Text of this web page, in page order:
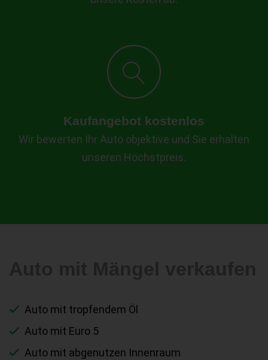
Kaufangebot kostenlos
Wir bewerten Ihr Auto objektive und Sie erhalten
unseren Höchstpreis.
Auto mit tropfendem Öl
Auto mit Euro 5
Auto mit abgenutzen Innenraum